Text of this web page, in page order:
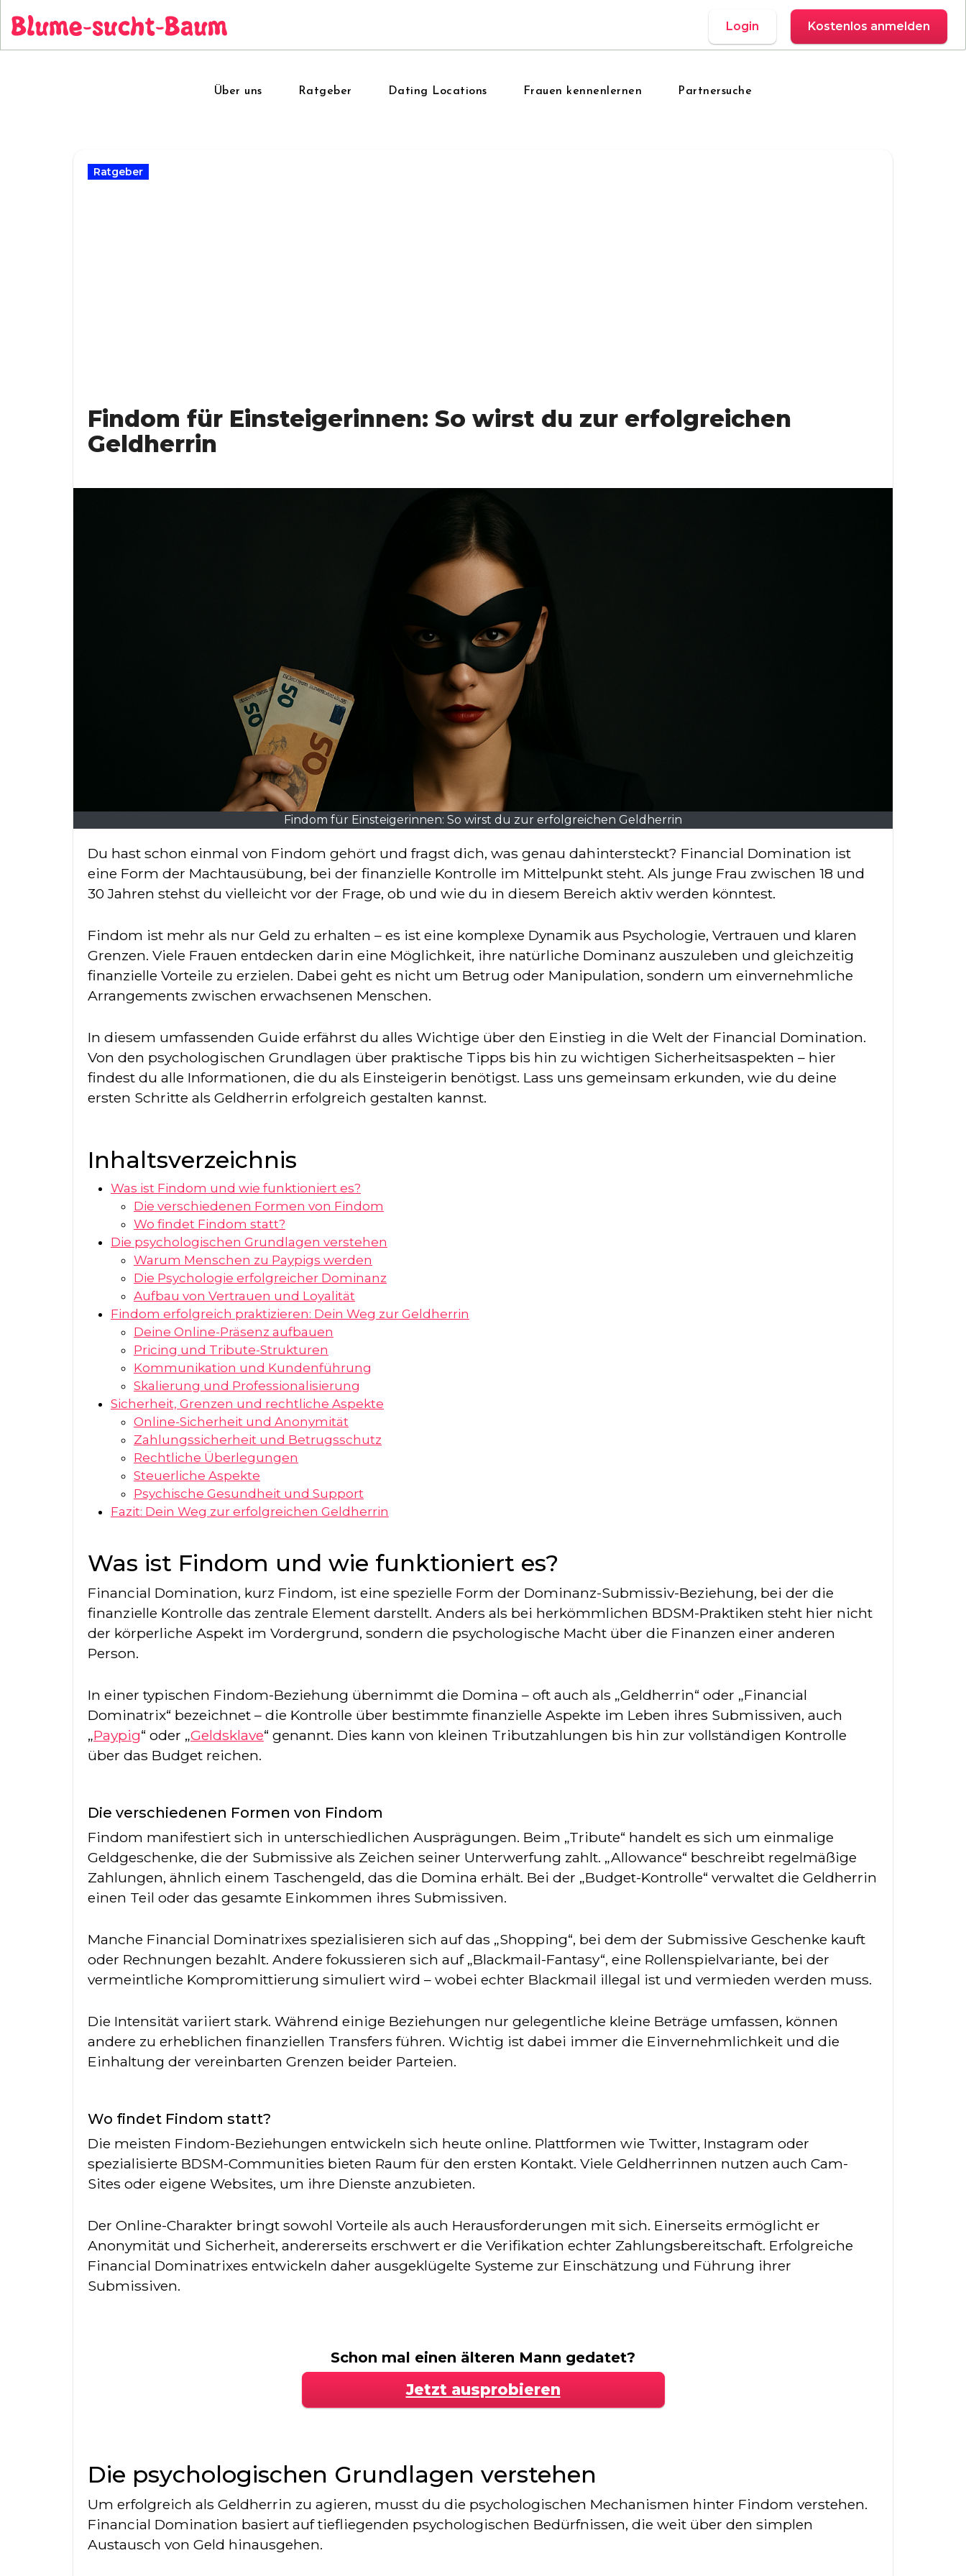
Inhalt
Login Kostenlos anmelden
Über uns Ratgeber Dating Locations Frauen kennenlernen Partnersuche
Ratgeber
Findom für Einsteigerinnen: So wirst du zur erfolgreichen
Geldherrin
Findom für Einsteigerinnen: So wirst du zur erfolgreichen Geldherrin
Du hast schon einmal von Findom gehört und fragst dich, was genau dahintersteckt? Financial Domination ist
eine Form der Machtausübung, bei der finanzielle Kontrolle im Mittelpunkt steht. Als junge Frau zwischen 18 und
30 Jahren stehst du vielleicht vor der Frage, ob und wie du in diesem Bereich aktiv werden könntest.
Findom ist mehr als nur Geld zu erhalten – es ist eine komplexe Dynamik aus Psychologie, Vertrauen und klaren
Grenzen. Viele Frauen entdecken darin eine Möglichkeit, ihre natürliche Dominanz auszuleben und gleichzeitig
finanzielle Vorteile zu erzielen. Dabei geht es nicht um Betrug oder Manipulation, sondern um einvernehmliche
Arrangements zwischen erwachsenen Menschen.
In diesem umfassenden Guide erfährst du alles Wichtige über den Einstieg in die Welt der Financial Domination.
Von den psychologischen Grundlagen über praktische Tipps bis hin zu wichtigen Sicherheitsaspekten – hier
findest du alle Informationen, die du als Einsteigerin benötigst. Lass uns gemeinsam erkunden, wie du deine
ersten Schritte als Geldherrin erfolgreich gestalten kannst.
Inhaltsverzeichnis
Was ist Findom und wie funktioniert es?
Die verschiedenen Formen von Findom
Wo findet Findom statt?
Die psychologischen Grundlagen verstehen
Warum Menschen zu Paypigs werden
Die Psychologie erfolgreicher Dominanz
Aufbau von Vertrauen und Loyalität
Findom erfolgreich praktizieren: Dein Weg zur Geldherrin
Deine Online-Präsenz aufbauen
Pricing und Tribute-Strukturen
Kommunikation und Kundenführung
Skalierung und Professionalisierung
Sicherheit, Grenzen und rechtliche Aspekte
Online-Sicherheit und Anonymität
Zahlungssicherheit und Betrugsschutz
Rechtliche Überlegungen
Steuerliche Aspekte
Psychische Gesundheit und Support
Fazit: Dein Weg zur erfolgreichen Geldherrin
Was ist Findom und wie funktioniert es?
Financial Domination, kurz Findom, ist eine spezielle Form der Dominanz-Submissiv-Beziehung, bei der die
finanzielle Kontrolle das zentrale Element darstellt. Anders als bei herkömmlichen BDSM-Praktiken steht hier nicht
der körperliche Aspekt im Vordergrund, sondern die psychologische Macht über die Finanzen einer anderen
Person.
In einer typischen Findom-Beziehung übernimmt die Domina – oft auch als „Geldherrin“ oder „Financial
Dominatrix“ bezeichnet – die Kontrolle über bestimmte finanzielle Aspekte im Leben ihres Submissiven, auch
„Paypig“ oder „Geldsklave“ genannt. Dies kann von kleinen Tributzahlungen bis hin zur vollständigen Kontrolle
über das Budget reichen.
Die verschiedenen Formen von Findom
Findom manifestiert sich in unterschiedlichen Ausprägungen. Beim „Tribute“ handelt es sich um einmalige
Geldgeschenke, die der Submissive als Zeichen seiner Unterwerfung zahlt. „Allowance“ beschreibt regelmäßige
Zahlungen, ähnlich einem Taschengeld, das die Domina erhält. Bei der „Budget-Kontrolle“ verwaltet die Geldherrin
einen Teil oder das gesamte Einkommen ihres Submissiven.
Manche Financial Dominatrixes spezialisieren sich auf das „Shopping“, bei dem der Submissive Geschenke kauft
oder Rechnungen bezahlt. Andere fokussieren sich auf „Blackmail-Fantasy“, eine Rollenspielvariante, bei der
vermeintliche Kompromittierung simuliert wird – wobei echter Blackmail illegal ist und vermieden werden muss.
Die Intensität variiert stark. Während einige Beziehungen nur gelegentliche kleine Beträge umfassen, können
andere zu erheblichen finanziellen Transfers führen. Wichtig ist dabei immer die Einvernehmlichkeit und die
Einhaltung der vereinbarten Grenzen beider Parteien.
Wo findet Findom statt?
Die meisten Findom-Beziehungen entwickeln sich heute online. Plattformen wie Twitter, Instagram oder
spezialisierte BDSM-Communities bieten Raum für den ersten Kontakt. Viele Geldherrinnen nutzen auch Cam-
Sites oder eigene Websites, um ihre Dienste anzubieten.
Der Online-Charakter bringt sowohl Vorteile als auch Herausforderungen mit sich. Einerseits ermöglicht er
Anonymität und Sicherheit, andererseits erschwert er die Verifikation echter Zahlungsbereitschaft. Erfolgreiche
Financial Dominatrixes entwickeln daher ausgeklügelte Systeme zur Einschätzung und Führung ihrer
Submissiven.
Schon mal einen älteren Mann gedatet?
Jetzt ausprobieren
Die psychologischen Grundlagen verstehen
Um erfolgreich als Geldherrin zu agieren, musst du die psychologischen Mechanismen hinter Findom verstehen.
Financial Domination basiert auf tiefliegenden psychologischen Bedürfnissen, die weit über den simplen
Austausch von Geld hinausgehen.